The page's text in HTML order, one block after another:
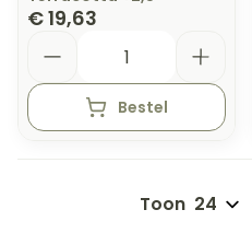
€ 19,63
Bestel
Toon